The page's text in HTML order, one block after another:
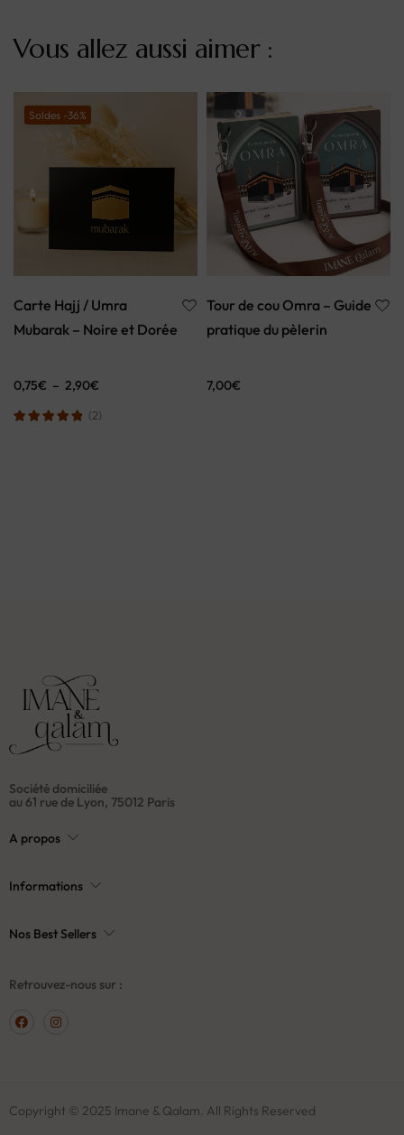
Vous allez aussi aimer :
Soldes -36%
Carte Hajj / Umra
Mubarak – Noire et Dorée
0,75€ – 2,90€
(2)
Tour de cou Omra – Guide
pratique du pèlerin
7,00€
Société domiciliée
au 61 rue de Lyon, 75012 Paris
A propos
Informations
Nos Best Sellers
Retrouvez-nous sur :
Copyright © 2025 Imane & Qalam. All Rights Reserved